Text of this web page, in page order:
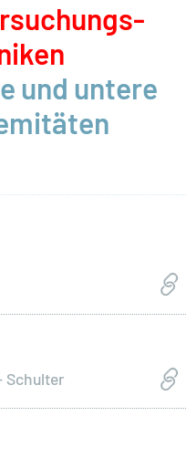
und untere
Schulter